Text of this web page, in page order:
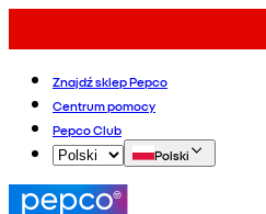
Znajdź sklep Pepco
Centrum pomocy
Pepco Club
Polski